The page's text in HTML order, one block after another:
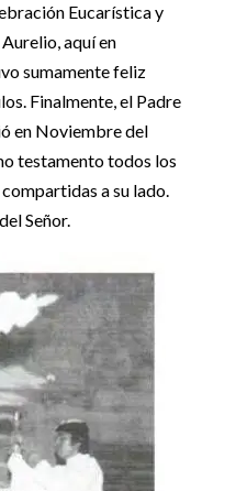
Eucarística y
aquí en
sumamente feliz
Finalmente, el Padre
en Noviembre del
testamento todos los
a su lado.
Señor.